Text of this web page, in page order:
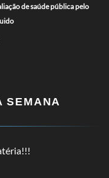
de saúde pública pelo
SEMANA